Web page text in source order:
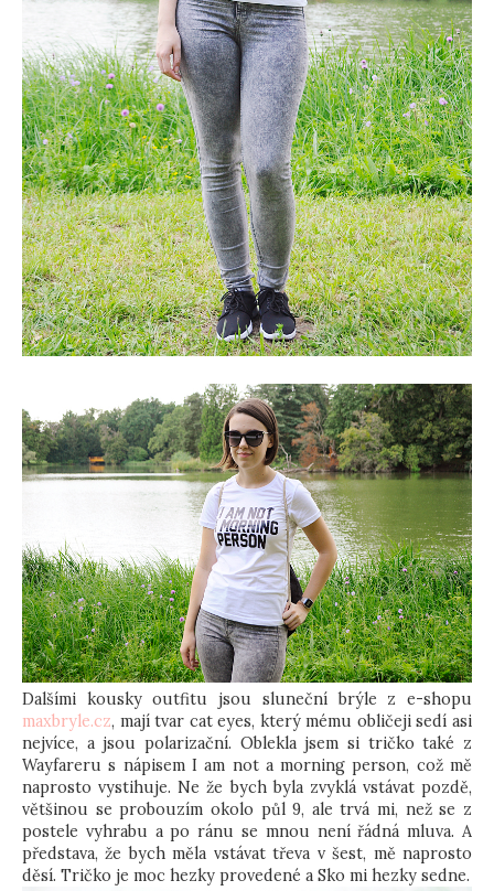
Dalšími kousky outfitu jsou sluneční brýle z e-shopu
maxbryle.cz, mají tvar cat eyes, který mému obličeji sedí asi
nejvíce, a jsou polarizační. Oblekla jsem si tričko také z
Wayfareru s nápisem I am not a morning person, což mě
naprosto vystihuje. Ne že bych byla zvyklá vstávat pozdě,
většinou se probouzím okolo půl 9, ale trvá mi, než se z
postele vyhrabu a po ránu se mnou není řádná mluva. A
představa, že bych měla vstávat třeva v šest, mě naprosto
děsí. Tričko je moc hezky provedené a Sko mi hezky sedne.